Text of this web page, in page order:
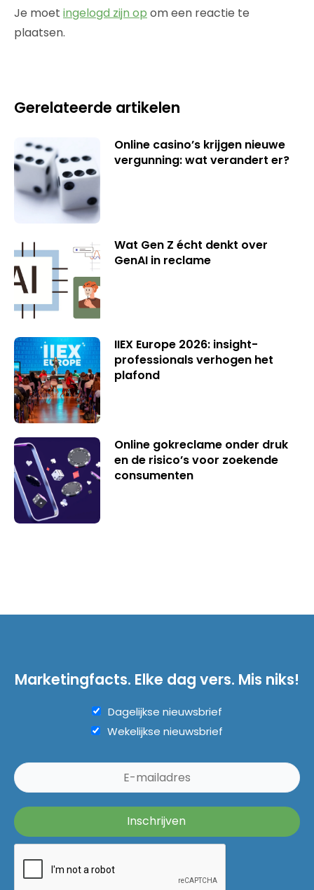
Je moet ingelogd zijn op om een reactie te
plaatsen.
Gerelateerde artikelen
Online casino’s krijgen nieuwe
vergunning: wat verandert er?
Wat Gen Z écht denkt over
GenAI in reclame
IIEX Europe 2026: insight-
professionals verhogen het
plafond
Online gokreclame onder druk
en de risico’s voor zoekende
consumenten
Marketingfacts. Elke dag vers. Mis niks!
Dagelijkse nieuwsbrief
Wekelijkse nieuwsbrief